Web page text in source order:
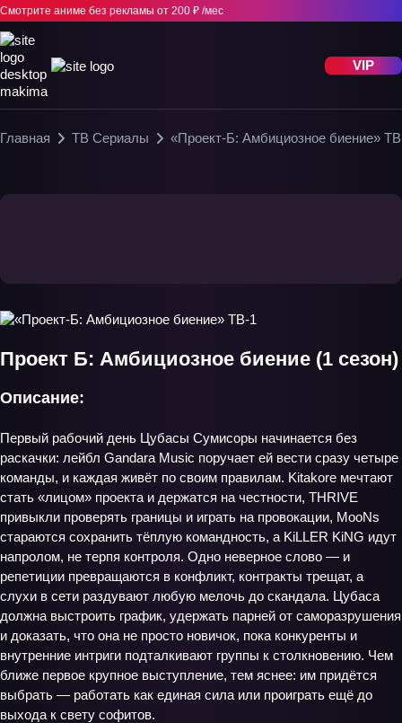
Смотрите аниме без рекламы от 200 ₽ /мес
VIP
Главная ТВ Сериалы «Проект-Б: Амбициозное биение»
Проект Б: Амбициозное биение (1 сезон)
Описание:
Первый рабочий день Цубасы Сумисоры начинается без
раскачки: лейбл Gandara Music поручает ей вести сразу четыре
команды, и каждая живёт по своим правилам. Kitakore мечтают
стать «лицом» проекта и держатся на честности, THRIVE
привыкли проверять границы и играть на провокации, MooNs
стараются сохранить тёплую командность, а KiLLER KiNG идут
напролом, не терпя контроля. Одно неверное слово — и
репетиции превращаются в конфликт, контракты трещат, а
слухи в сети раздувают любую мелочь до скандала. Цубаса
должна выстроить график, удержать парней от саморазрушения
и доказать, что она не просто новичок, пока конкуренты и
внутренние интриги подталкивают группы к столкновению. Чем
ближе первое крупное выступление, тем яснее: им придётся
выбрать — работать как единая сила или проиграть ещё до
выхода к свету софитов.